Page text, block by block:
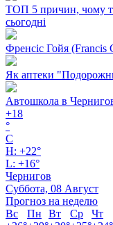
ТОП 5 причин, чому
сьогодні
Френсіс Гойя (Francis
Як аптеки
Автошкола в
+18
°
C
H: +22°
L: +16°
Чернигов
Суббота, 08 Август
Прогноз на неделю
Вс
Пн Вт Ср Чт